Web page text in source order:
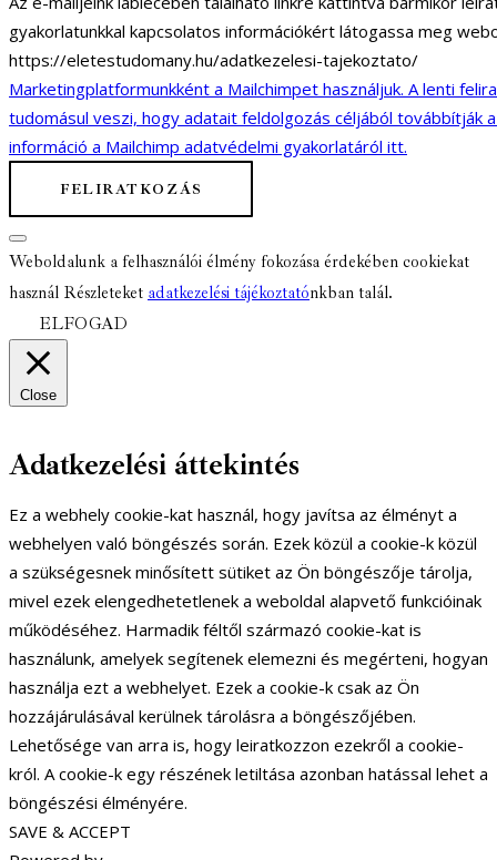
gyakorlatunkkal kapcsolatos információkért látogassa meg
https://eletestudomany.hu/adatkezelesi-tajekoztato/
Marketingplatformunkként a Mailchimpet használjuk. A lenti
tudomásul veszi, hogy adatait feldolgozás céljából továbbítják
információ a Mailchimp adatvédelmi gyakorlatáról itt.
Weboldalunk a felhasználói élmény fokozása érdekében cookiekat
használ Részleteket adatkezelési tájékoztatónkban talál.
ELFOGAD
Close
Adatkezelési áttekintés
Ez a webhely cookie-kat használ, hogy javítsa az élményt a
webhelyen való böngészés során. Ezek közül a cookie-k közül
a szükségesnek minősített sütiket az Ön böngészője tárolja,
mivel ezek elengedhetetlenek a weboldal alapvető funkcióinak
működéséhez. Harmadik féltől származó cookie-kat is
használunk, amelyek segítenek elemezni és megérteni, hogyan
használja ezt a webhelyet. Ezek a cookie-k csak az Ön
hozzájárulásával kerülnek tárolásra a böngészőjében.
Lehetősége van arra is, hogy leiratkozzon ezekről a cookie-
król. A cookie-k egy részének letiltása azonban hatással lehet a
böngészési élményére.
SAVE & ACCEPT